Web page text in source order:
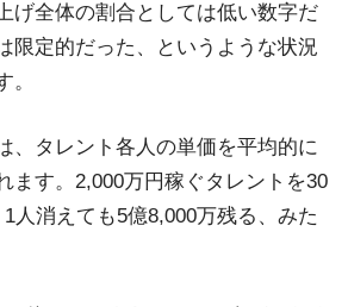
げ全体の割合としては低い数字だ
限定的だった、というような状況
。
、タレント各人の単価を平均的に
ます。2,000万円稼ぐタレントを30
人消えても5億8,000万残る、みた